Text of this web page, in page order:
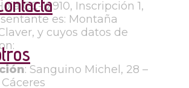
CC-12910, Inscripción 1,
es: Montaña
y cuyos datos de
: Sanguino Michel, 28 –